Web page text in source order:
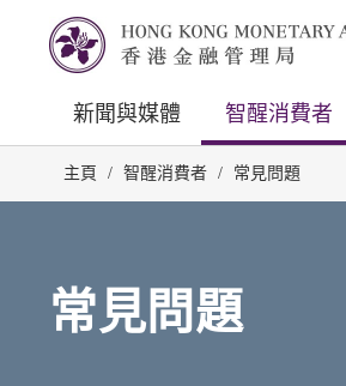
新聞與媒體 智醒消費者
主頁 / 智醒消費者 / 常見問題
常見問題